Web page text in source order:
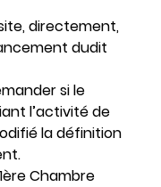
directement,
dudit
si le
l’activité de
la définition
Chambre